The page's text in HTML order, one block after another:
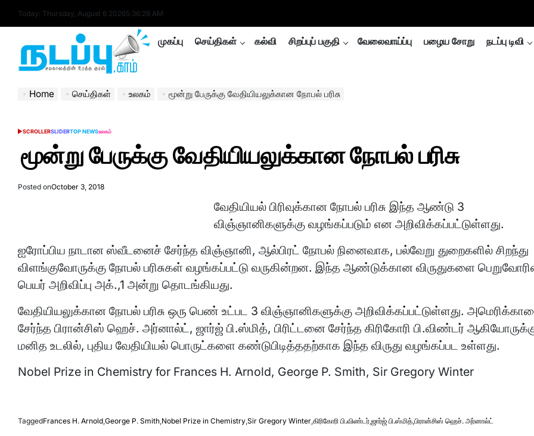
Today: Thursday, August 6 20265:36:30 AM
nadappu.com
முகப்பு செய்திகள் கல்வி சிறப்புப் பகுதி வேலைவாய்ப்பு பழைய சோறு நடப்பு டிவி
Home செய்திகள் உலகம் மூன்று பேருக்கு வேதியியலுக்கான நோபல் பரிசு
POSTED
SCROLLERSLIDERTOP NEWSஉலகம்
மூன்று பேருக்கு வேதியியலுக்கான நோபல் பரிசு
Posted onOctober 3, 2018
வேதியியல் பிரிவுக்கான நோபல் பரிசு இந்த ஆண்டு 3
விஞ்ஞானிகளுக்கு வழங்கப்படும் என அறிவிக்கப்பட்டுள்ளது.
ஐரோப்பிய நாடான ஸ்வீடனைச் சேர்ந்த விஞ்ஞானி, ஆல்பிரட் நோபல் நினைவாக, பல்வேறு துறைகளில் சிறந்து
விளங்குவோருக்கு நோபல் பரிசுகள் வழங்கப்பட்டு வருகின்றன. இந்த ஆண்டுக்கான விருதுகளை
பெயர் அறிவிப்பு அக்.,1 அன்று தொடங்கியது.
வேதியியலுக்கான நோபல் பரிசு ஒரு பெண் உட்பட 3 விஞ்ஞானிகளுக்கு அறிவிக்கப்பட்டுள்ளது.
சேர்ந்த பிரான்சிஸ் ஹெச். அர்னால்ட், ஜார்ஜ் பி.ஸ்மித், பிரிட்டனை சேர்ந்த கிரிகோரி பி.விண்டர்
மனித உடலில், புதிய வேதியியல் பொருட்களை கண்டுபிடித்ததற்காக இந்த விருது வழங்கப்பட உள்ளது.
Nobel Prize in Chemistry for Frances H. Arnold, George P. Smith, Sir Gregory Winter
TaggedFrances H. Arnold,George P. Smith,Nobel Prize in Chemistry,Sir Gregory Winter,கிரிகோரி பி.விண்டர்,ஜார்ஜ் பி.ஸ்மித்,பிரான்சிஸ் ஹெச். அர்னால்ட்